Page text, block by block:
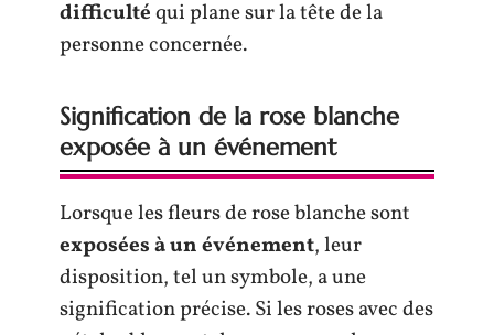
difficultéqui plane sur la tête de la
personne concernée.
Signification de la rose blanche
exposée à un événement
Lorsque les fleurs de rose blanche sont
exposées à unévénement, leur
disposition, tel un symbole, a une
signification précise. Si les roses avec des